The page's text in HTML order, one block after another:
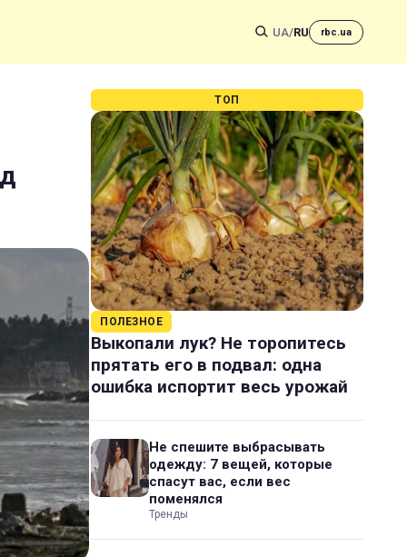
UA/RU rbc.ua
ТОП
ПОЛЕЗНОЕ
Выкопали лук? Не торопитесь
прятать его в подвал: одна
ошибка испортит весь урожай
Не спешите выбрасывать
одежду: 7 вещей, которые
спасут вас, если вес
поменялся
Тренды